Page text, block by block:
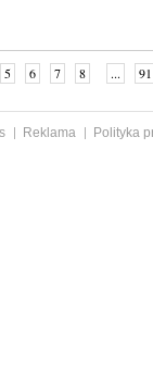
5 6 7 8 ... 91
Reklama
Polityka